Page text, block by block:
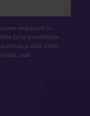
mukaisesti ja
ja/tai puhelimitse.
ja siitä, miten
saat